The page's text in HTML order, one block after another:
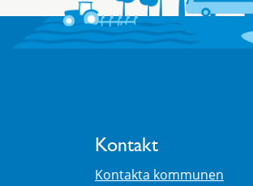
Kontakt
Kontakta kommunen